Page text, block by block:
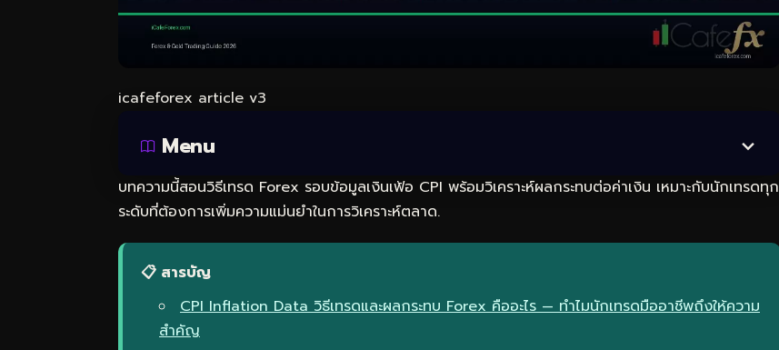
icafeforex article v3
Menu
บทความนี้สอนวิธีเทรด Forex รอบข้อมูลเงินเฟ้อ CPI พร้อมวิเคราะห์ผลกระทบต่อค่าเงิน เหมาะกับนักเทรดทุก
ระดับที่ต้องการเพิ่มความแม่นยำในการวิเคราะห์ตลาด.
📋 สารบัญ
CPI Inflation Data วิธีเทรดและผลกระทบ Forex คืออะไร — ทำไมนักเทรดมืออาชีพถึงให้ความ
สำคัญ